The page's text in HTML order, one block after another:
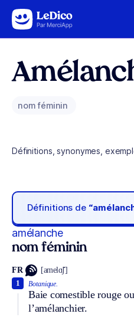
Aller au contenu
nom féminin
Définitions, synonymes,
Définitions de
amélanche
nom féminin
FR [amelɑ̃ʃ]
Botanique.
Baie comestible rouge
l’amélanchier.
1